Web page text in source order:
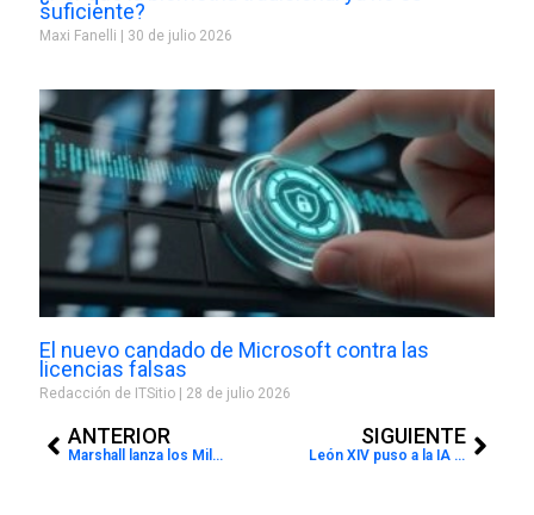
suficiente?
Maxi Fanelli 30 de julio 2026
El nuevo candado de Microsoft contra las
licencias falsas
Redacción de ITSitio 28 de julio 2026
ANTERIOR
Marshall lanza los Milton A.N.C.: auriculares supraaurales con cancelación adaptativa y hasta 80 horas de batería
SIGUIENTE
León XIV puso a la IA en la mira: el Vaticano alertó sobre los riesgos de la inteligencia artificial